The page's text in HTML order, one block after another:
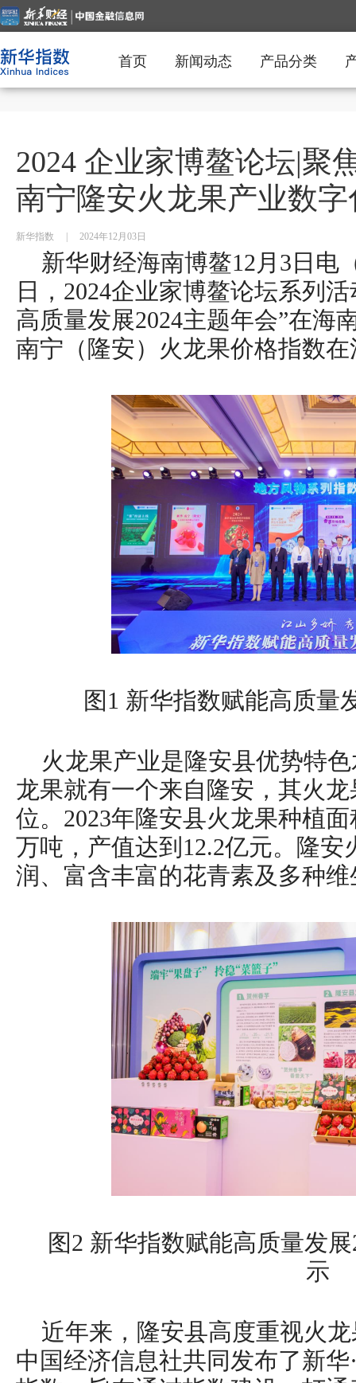
首页 新闻动态 产品分类
2024 企业家博鳌论坛|聚
南宁隆安火龙果产业数
新华指数 2024年12月03日
新华财经海南博鳌12月3日电
日，2024企业家博鳌论坛系列
高质量发展2024主题年会”在海
南宁（隆安）火龙果价格指数
图1 新华指数赋能高质量
火龙果产业是隆安县优势特
龙果就有一个来自隆安，其火
位。2023年隆安县火龙果种植
万吨，产值达到12.2亿元。隆
润、富含丰富的花青素及多种
图2 新华指数赋能高质量发
示
近年来，隆安县高度重视火
中国经济信息社共同发布了新